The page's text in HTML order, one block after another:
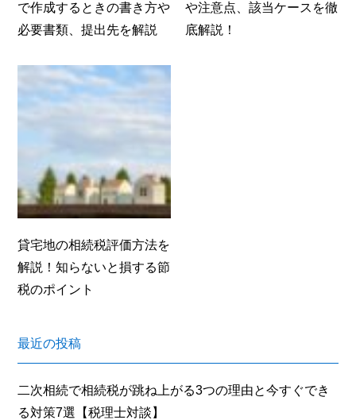
で作成するときの書き方や
必要書類、提出先を解説
や注意点、該当ケースを徹
底解説！
貸宅地の相続税評価方法を
解説！知らないと損する節
税のポイント
最近の投稿
二次相続で相続税が跳ね上がる3つの理由と今すぐでき
る対策7選【税理士対談】